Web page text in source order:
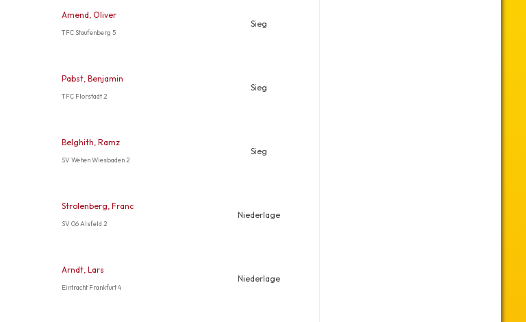
Amend, Oliver
TFC Staufenberg 5
Sieg
Pabst, Benjamin
TFC Florstadt 2
Sieg
Belghith, Ramz
SV Wehen Wiesbaden 2
Sieg
Strolenberg, Franc
SV 06 Alsfeld 2
Niederlage
Arndt, Lars
Eintracht Frankfurt 4
Niederlage